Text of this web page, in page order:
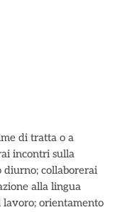
di tratta o a
incontri sulla
diurno; collaborerai
alla lingua
orientamento